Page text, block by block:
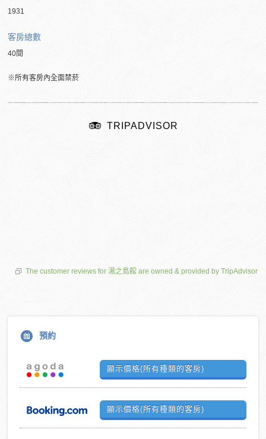
1931
客房總數
40間
※所有客房內全面禁菸
TRIPADVISOR
The customer reviews for 湯之島館 are owned & provided by TripAdvisor
預約
顯示價格(所有種類的客房)
顯示價格(所有種類的客房)